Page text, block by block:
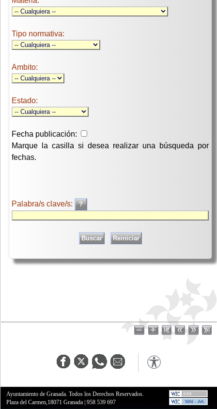
Tipo normativa:
Ambito:
Estado:
Fecha publicación:
Marque la casilla si desea realizar una búsqueda por
fechas.
Palabra/s clave/s:
Ayuntamiento de Granada. Todos los Derechos Reservados.
Plaza del Carmen,18071 Granada |958 539 697